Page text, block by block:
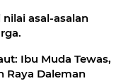
nilai asal-asalan
Ibu Muda Tewas,
Raya Daleman